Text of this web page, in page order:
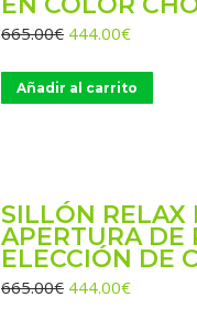
665.00€ El
original
era:
444.00€El
actual
es:
Añadir al carrito
SILLÓN RELAX
APERTURA DE
ELECCIÓN DE
665.00€ El
444.00€El